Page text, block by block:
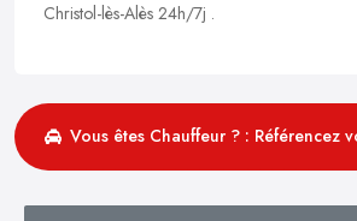
Christol-lès-Alès 24h/7j .
Vous êtes Chauffeur ? : Référencez